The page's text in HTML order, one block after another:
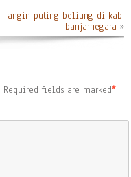
angin puting beliung di kab.
banjarnegara »
Required fields are marked*